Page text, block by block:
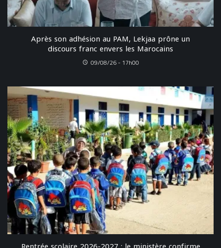
Après son adhésion au PAM, Lekjaa prône un
discours franc envers les Marocains
09/08/26 - 17h00